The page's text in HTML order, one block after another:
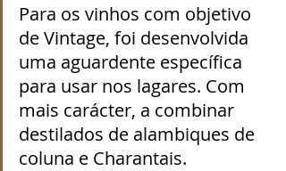
Para os vinhos com objetivo
de Vintage, foi desenvolvida
uma aguardente específica
para usar nos lagares. Com
mais carácter, a combinar
destilados de alambiques de
coluna e Charantais.